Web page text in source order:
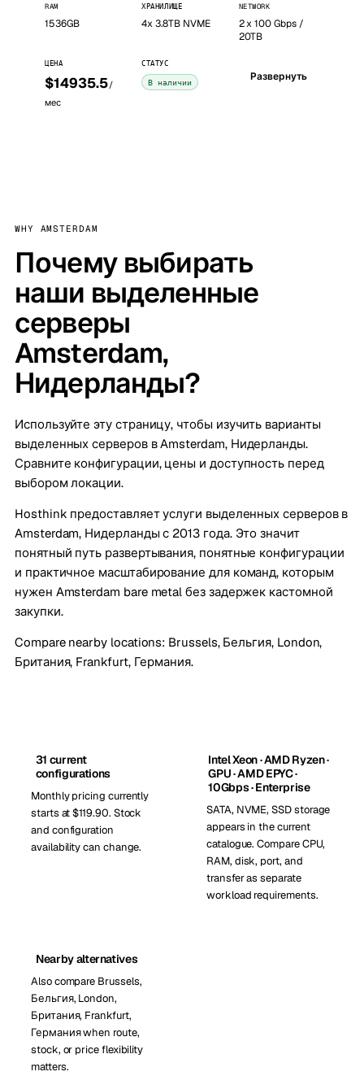
RAM
1536GB
ХРАНИЛИЩЕ
4x 3.8TB NVME
NETWORK
2 x 100 Gbps /
20TB
ЦЕНА
$14935.5/
мес
СТАТУС
В наличии Развернуть
WHY AMSTERDAM
Почему выбирать
наши выделенные
серверы
Amsterdam,
Нидерланды?
Используйте эту страницу, чтобы изучить варианты
выделенных серверов в Amsterdam, Нидерланды.
Сравните конфигурации, цены и доступность перед
выбором локации.
Hosthink предоставляет услуги выделенных серверов в
Amsterdam, Нидерланды с 2013 года. Это значит
понятный путь развертывания, понятные конфигурации
и практичное масштабирование для команд, которым
нужен Amsterdam bare metal без задержек кастомной
закупки.
Compare nearby locations: Brussels, Бельгия, London,
Британия, Frankfurt, Германия.
31 current
configurations
Monthly pricing currently
starts at $119.90. Stock
and configuration
availability can change.
Intel Xeon · AMD Ryzen ·
GPU · AMD EPYC ·
10Gbps · Enterprise
SATA, NVME, SSD storage
appears in the current
catalogue. Compare CPU,
RAM, disk, port, and
transfer as separate
workload requirements.
Nearby alternatives
Also compare Brussels,
Бельгия, London,
Британия, Frankfurt,
Германия when route,
stock, or price flexibility
matters.